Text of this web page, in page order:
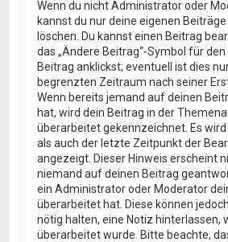
Wenn du nicht Administrator oder
kannst du nur deine eigenen
löschen. Du kannst einen Beitrag
das „Ändere Beitrag“-Symbol für
Beitrag anklickst; eventuell ist dies
begrenzten Zeitraum nach seiner
Wenn bereits jemand auf deinen
hat, wird dein Beitrag in der
überarbeitet gekennzeichnet. Es wird
als auch der letzte Zeitpunkt der
angezeigt. Dieser Hinweis erscheint
niemand auf deinen Beitrag
ein Administrator oder Moderator
überarbeitet hat. Diese können
nötig halten, eine Notiz hinterlassen,
überarbeitet wurde. Bitte beachte,